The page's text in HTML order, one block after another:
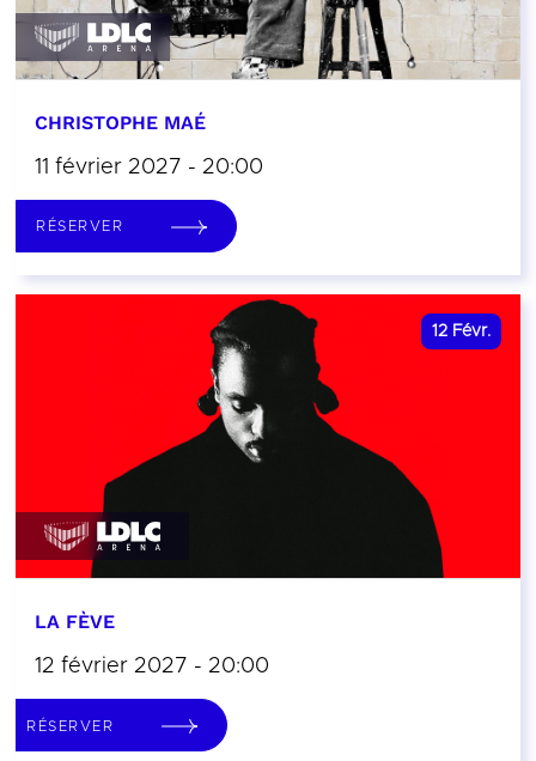
CHRISTOPHE MAÉ
11 février 2027 - 20:00
RÉSERVER
12 Févr.
LA FÈVE
12 février 2027 - 20:00
RÉSERVER